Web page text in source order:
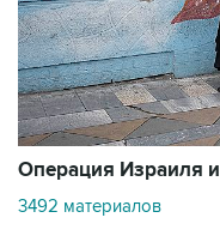
Операция Израиля
3492 материалов